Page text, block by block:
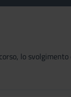
lo